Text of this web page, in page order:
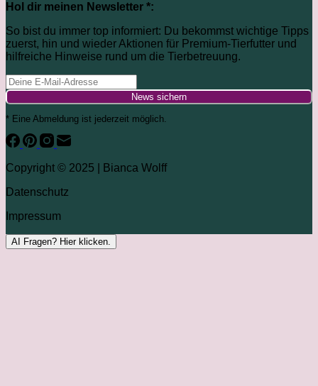
Hol dir meinen Newsletter *:
So bist du immer top informiert: Du bekommst wichtige Tipps
zuerst, hin und wieder Aktionen für Premium-Tierfutter und
hilfreiche Hinweise rund um die Tierbetreuung.
News sichern
* Eine Abmeldung ist jederzeit möglich.
Copyright © 2025 | Bianca Wolff
Datenschutz
Impressum
AI Fragen? Hier klicken.